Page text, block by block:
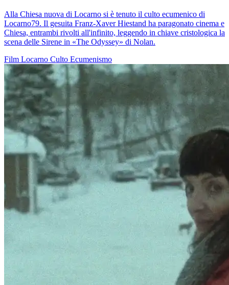
Alla Chiesa nuova di Locarno si è tenuto il culto ecumenico di
Locarno79. Il gesuita Franz-Xaver Hiestand ha paragonato cinema e
Chiesa, entrambi rivolti all'infinito, leggendo in chiave cristologica la
scena delle Sirene in «The Odyssey» di Nolan.
Film Locarno Culto Ecumenismo